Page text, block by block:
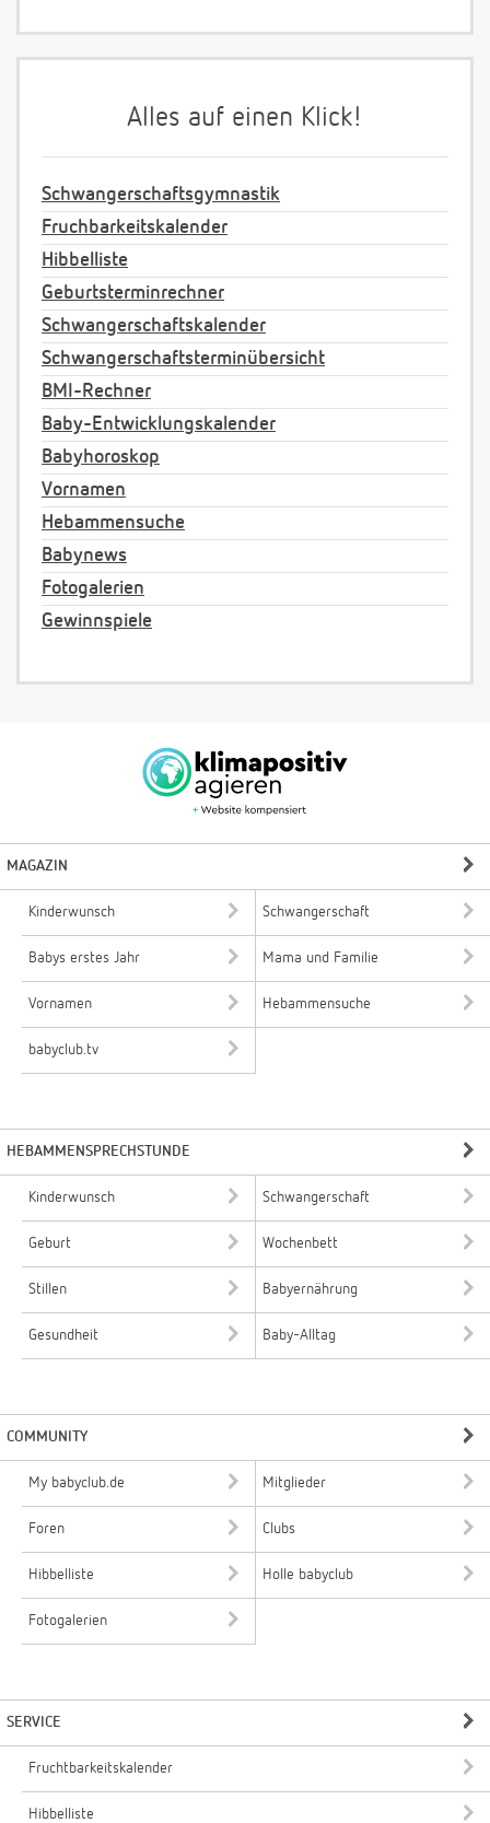
Alles auf einen Klick!
Schwangerschaftsgymnastik
Fruchbarkeitskalender
Hibbelliste
Geburtsterminrechner
Schwangerschaftskalender
Schwangerschaftsterminübersicht
BMI-Rechner
Baby-Entwicklungskalender
Babyhoroskop
Vornamen
Hebammensuche
Babynews
Fotogalerien
Gewinnspiele
MAGAZIN
Kinderwunsch Schwangerschaft
Babys erstes Jahr Mama und Familie
Vornamen Hebammensuche
babyclub.tv
HEBAMMENSPRECHSTUNDE
Kinderwunsch Schwangerschaft
Geburt Wochenbett
Stillen Babyernährung
Gesundheit Baby-Alltag
COMMUNITY
My babyclub.de Mitglieder
Foren Clubs
Hibbelliste Holle babyclub
Fotogalerien
SERVICE
Fruchtbarkeitskalender
Hibbelliste